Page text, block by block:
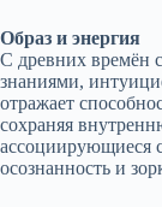
Образ и энергия
С древних времён
знаниями,
отражает
сохраняя
ассоциирующиеся
осознанность и